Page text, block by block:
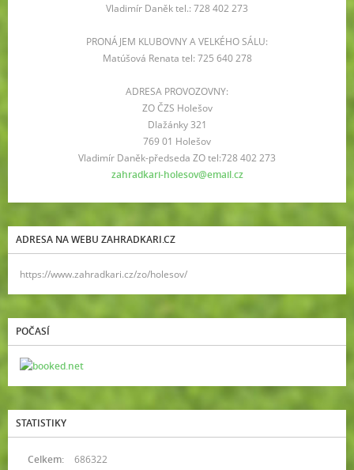
Vladimír Daněk tel.: 728 402 273
PRONÁJEM KLUBOVNY A VELKÉHO SÁLU:
Matúšová Renata tel: 725 640 278
ADRESA PROVOZOVNY:
ZO ČZS Holešov
Dlažánky 321
769 01 Holešov
Vladimír Daněk-předseda ZO tel:728 402 273
zahradkari-holesov@email.cz
ADRESA NA WEBU ZAHRADKARI.CZ
https://www.zahradkari.cz/zo/holesov/
POČASÍ
STATISTIKY
Celkem: 686322